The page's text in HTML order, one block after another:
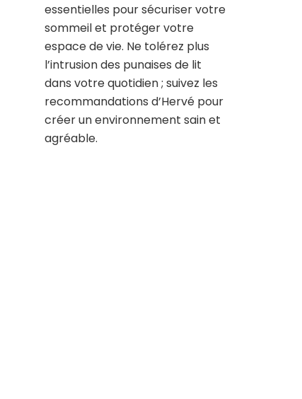
essentielles pour sécuriser votre
sommeil et protéger votre
espace de vie. Ne tolérez plus
l’intrusion des punaises de lit
dans votre quotidien ; suivez les
recommandations d’Hervé pour
créer un environnement sain et
agréable.